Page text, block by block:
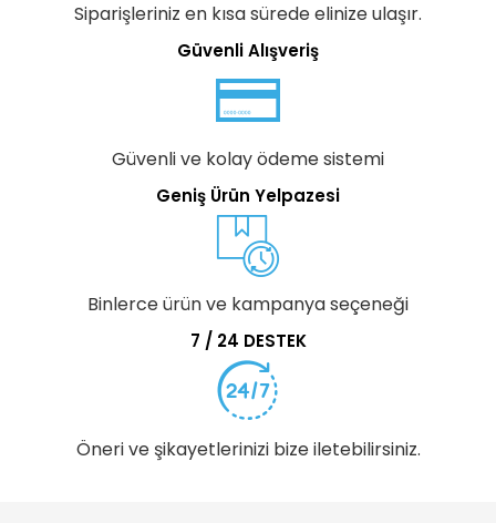
Siparişleriniz en kısa sürede elinize ulaşır.
Güvenli Alışveriş
Güvenli ve kolay ödeme sistemi
Geniş Ürün Yelpazesi
Binlerce ürün ve kampanya seçeneği
7 / 24 DESTEK
Öneri ve şikayetlerinizi bize iletebilirsiniz.